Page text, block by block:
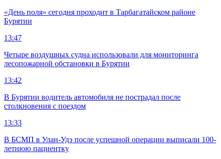
«День поля» сегодня проходит в Тарбагатайском районе
Бурятии
13:47
Четыре воздушных судна использовали для мониторинга
лесопожарной обстановки в Бурятии
13:42
В Бурятии водитель автомобиля не пострадал после
столкновения с поездом
13:33
В БСМП в Улан-Удэ после успешной операции выписали 100-
летнюю пациентку